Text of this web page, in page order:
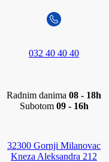
032 40 40 40
Radnim danima 08 - 18h
Subotom 09 - 16h
32300 Gornji Milanovac
Kneza Aleksandra 212